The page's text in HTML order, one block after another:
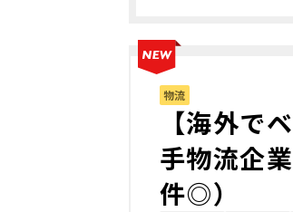
物流
【海外で
手物流企
件◎）